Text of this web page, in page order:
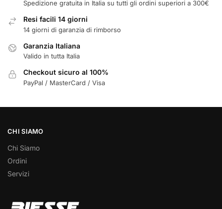
Spedizione gratuita in Italia su tutti gli ordini superiori a 300€
Resi facili 14 giorni
14 giorni di garanzia di rimborso
Garanzia Italiana
Valido in tutta Italia
Checkout sicuro al 100%
PayPal / MasterCard / Visa
CHI SIAMO
Chi Siamo
Ordini
Servizi